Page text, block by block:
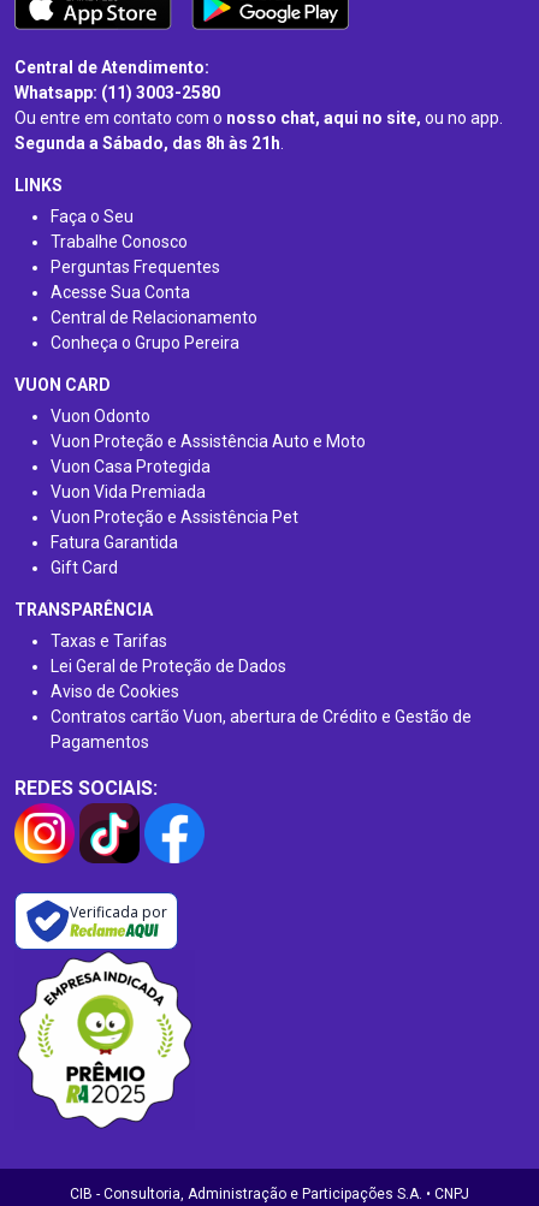
Central de Atendimento:
Whatsapp: (11) 3003-2580
Ou entre em contato com o nosso chat, aqui no site, ou no app.
Segunda a Sábado, das 8h às 21h.
LINKS
Faça o Seu
Trabalhe Conosco
Perguntas Frequentes
Acesse Sua Conta
Central de Relacionamento
Conheça o Grupo Pereira
VUON CARD
Vuon Odonto
Vuon Proteção e Assistência Auto e Moto
Vuon Casa Protegida
Vuon Vida Premiada
Vuon Proteção e Assistência Pet
Fatura Garantida
Gift Card
TRANSPARÊNCIA
Taxas e Tarifas
Lei Geral de Proteção de Dados
Aviso de Cookies
Contratos cartão Vuon, abertura de Crédito e Gestão de
Pagamentos
REDES SOCIAIS:
Verificada por
CIB - Consultoria, Administração e Participações S.A. • CNPJ